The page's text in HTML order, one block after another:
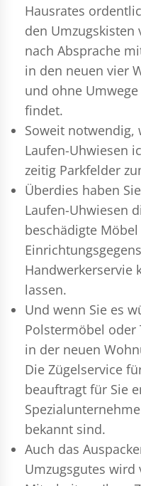
Hausrates
den Umzugskisten
nach Absprache
in den neuen vier
und ohne
findet.
Soweit notwendig,
Laufen-Uhwiesen
zeitig Parkfelder
Überdies haben
Laufen-Uhwiesen
beschädigte
Handwerkerservie
lassen.
Und wenn Sie es
Polstermöbel oder
in der neuen
Die Zügelservice
beauftragt für Sie
bekannt sind.
Auch das
Umzugsgutes